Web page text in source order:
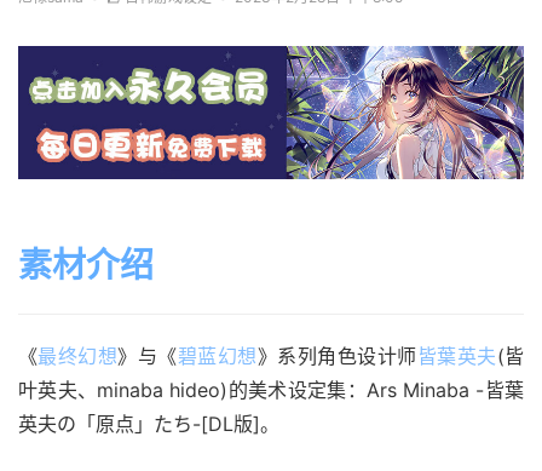
素材介绍
《最终幻想》与《碧蓝幻想》系列角色设计师皆葉英夫(皆
叶英夫、minaba hideo)的美术设定集：Ars Minaba -皆葉
英夫の「原点」たち-[DL版]。